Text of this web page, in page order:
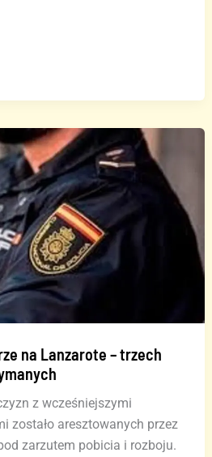
na Lanzarote – trzech
z wcześniejszymi
zostało aresztowanych przez
zarzutem pobicia i rozboju.